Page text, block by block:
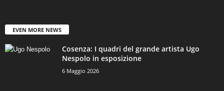
EVEN MORE NEWS
Cosenza: I quadri del grande artista Ugo
Nespolo in esposizione
6 Maggio 2026